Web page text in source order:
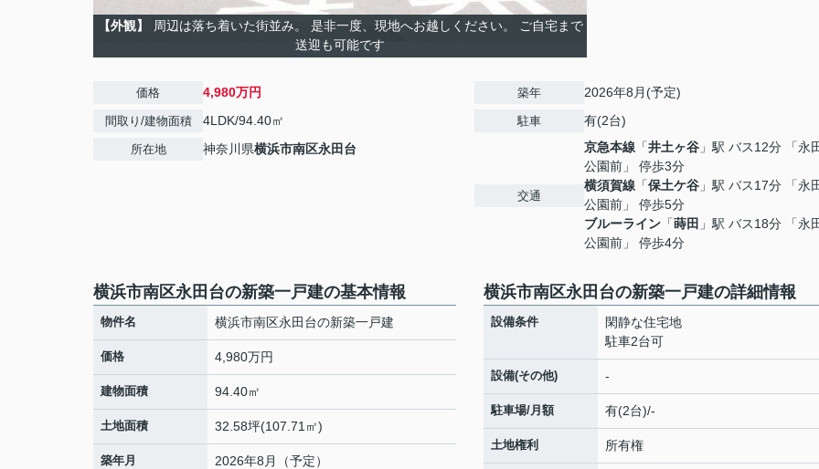
【外観】
周辺は落ち着いた街並み。 是非一度、現地へお越しください。 ご自宅まで
送迎も可能です
価格 4,980万円
間取り/建物面積 4LDK/94.40㎡
所在地 神奈川県横浜市南区永田台
築年 2026年8月(予定)
駐車 有(2台)
交通
京急本線 「井土ヶ谷 」駅 バス12分 「永
公園前」 停歩3分
横須賀線 「保土ケ谷 」駅 バス17分 「永
公園前」 停歩5分
ブルーライン 「蒔田 」駅 バス18分 「永
公園前」 停歩4分
横浜市南区永田台の新築一戸建の基本情報
物件名 横浜市南区永田台の新築一戸建
価格 4,980万円
建物面積 94.40㎡
土地面積 32.58坪(107.71㎡)
築年月 2026年8月（予定）
横浜市南区永田台の新築一戸建の詳細情報
設備条件
閑静な住宅地
駐車2台可
設備(その他) -
駐車場/月額 有(2台)/-
土地権利 所有権